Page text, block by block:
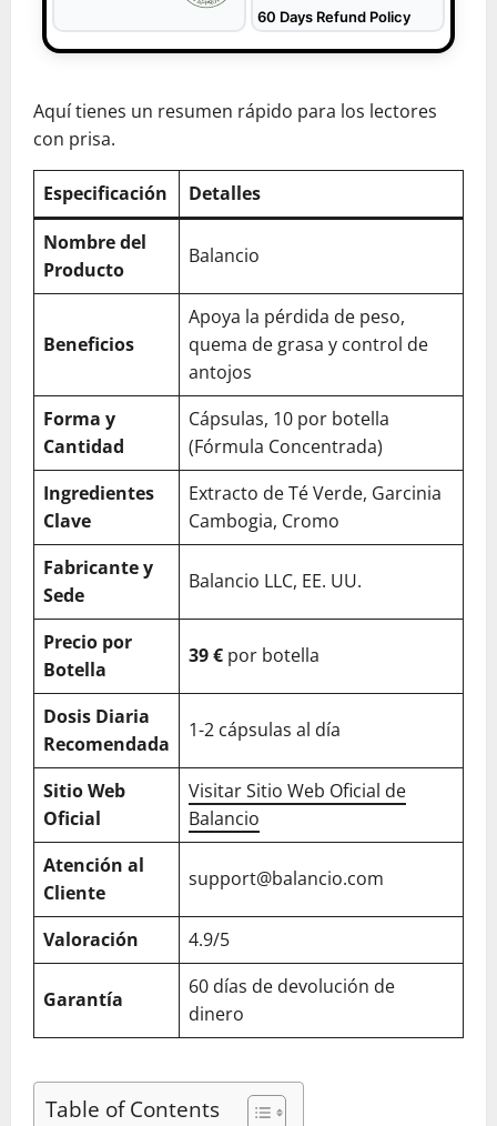
60 Days Refund Policy
Aquí tienes un resumen rápido para los lectores
con prisa.
Especificación
Detalles
Nombre del
Producto
Balancio
Beneficios
Apoya la pérdida de peso,
quema de grasa y control de
antojos
Forma y
Cantidad
Cápsulas, 10 por botella
(Fórmula Concentrada)
Ingredientes
Clave
Extracto de Té Verde, Garcinia
Cambogia, Cromo
Fabricante y
Sede
Balancio LLC, EE. UU.
Precio por
Botella
39 € por botella
Dosis Diaria
Recomendada
1-2 cápsulas al día
Sitio Web
Oficial
Visitar Sitio Web Oficial de
Balancio
Atención al
Cliente
support@balancio.com
Valoración 4.9/5
Garantía
60 días de devolución de
dinero
Table of Contents